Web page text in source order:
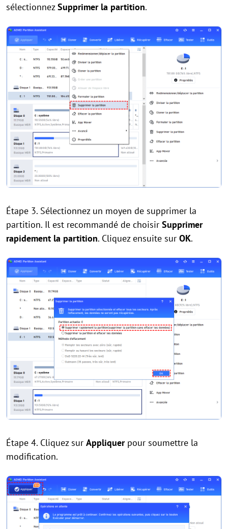
sélectionnezSupprimer la partition.
Étape 3. Sélectionnez un moyen de supprimer la
partition. Il est recommandé de choisir Supprimer
rapidement la partition. Cliquez ensuite sur OK.
Étape 4. Cliquez sur Appliquerpour soumettre la
modification.